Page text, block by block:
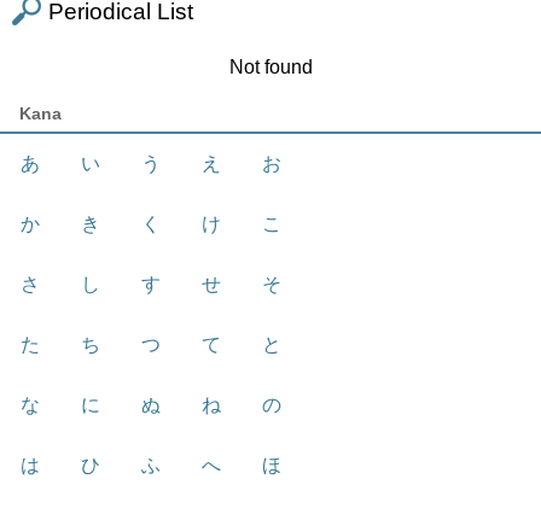
Periodical List
Not found
Kana
あ い う え お
か き く け こ
さ し す せ そ
た ち つ て と
な に ぬ ね の
は ひ ふ へ ほ